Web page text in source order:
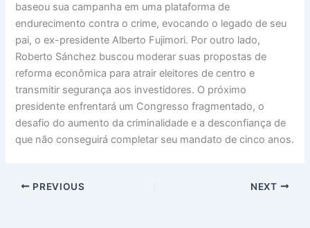
baseou sua campanha em uma plataforma de
endurecimento contra o crime, evocando o legado de seu
pai, o ex-presidente Alberto Fujimori. Por outro lado,
Roberto Sánchez buscou moderar suas propostas de
reforma econômica para atrair eleitores de centro e
transmitir segurança aos investidores. O próximo
presidente enfrentará um Congresso fragmentado, o
desafio do aumento da criminalidade e a desconfiança de
que não conseguirá completar seu mandato de cinco anos.
PREVIOUS NEXT